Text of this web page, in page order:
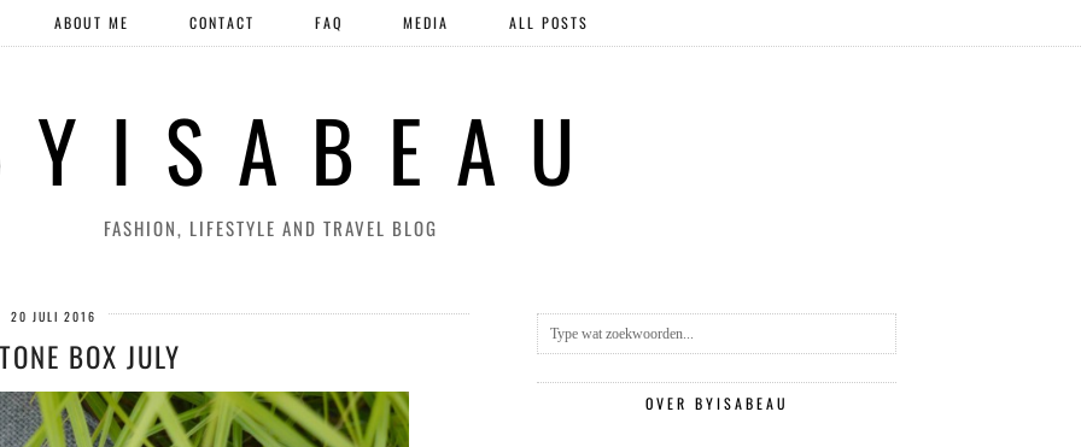
Y I S A B E A U
FASHION, LIFESTYLE AND TRAVEL BLOG
ABOUT ME CONTACT FAQ MEDIA ALL POSTS
20 JULI 2016
BOX JULY
OVER BYISABEAU